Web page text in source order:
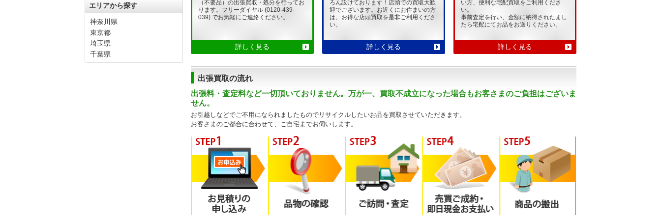
（不要品）の出張買取・処分を行ってお
ります。フリーダイヤル (0120-439-
039) でお気軽にご連絡ください。
詳しく見る
ろん設けております！店頭での買取大歓
迎でございます。お近くにお住まいの方
は、お得な店頭買取を是非ご利用くださ
い。
詳しく見る
い方、便利な宅配買取をご利用くださ
い。
事前査定を行い、金額に納得されたまし
たら宅配にてお品をお送りください。
詳しく見る
出張買取の流れ
出張料・査定料など一切頂いておりません。万が一、買取不成立になった場合もお客さまのご負担はございま
せん。
お引越しなどでご不用になられましたものでリサイクルしたいお品を買取させていただきます。
お客さまのご都合に合わせて、ご自宅までお伺いします。
エリアから探す
神奈川県
東京都
埼玉県
千葉県